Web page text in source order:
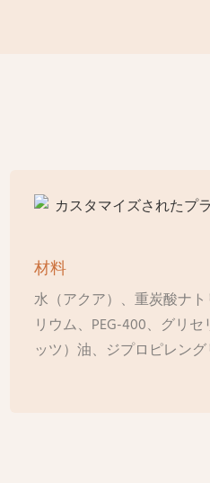
材料
水（アクア）、重炭酸ナ
リウム、PEG-400、グリ
ッツ）油、ジプロピレン